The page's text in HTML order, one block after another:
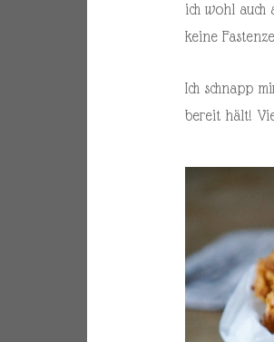
ich wohl
keine
Ich schnapp
bereit hält!